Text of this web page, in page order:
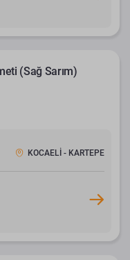
(Sağ Sarım)
KOCAELİ - KARTEPE